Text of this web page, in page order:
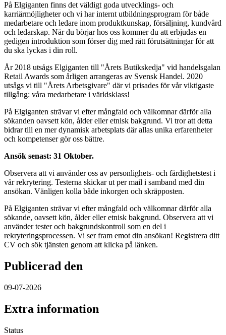
På Elgiganten finns det väldigt goda utvecklings- och
karriärmöjligheter och vi har internt utbildningsprogram för både
medarbetare och ledare inom produktkunskap, försäljning, kundvård
och ledarskap. När du börjar hos oss kommer du att erbjudas en
gedigen introduktion som förser dig med rätt förutsättningar för att
du ska lyckas i din roll.
År 2018 utsågs Elgiganten till "Årets Butikskedja" vid handelsgalan
Retail Awards som årligen arrangeras av Svensk Handel. 2020
utsågs vi till "Årets Arbetsgivare" där vi prisades för vår viktigaste
tillgång: våra medarbetare i världsklass!
På Elgiganten strävar vi efter mångfald och välkomnar därför alla
sökanden oavsett kön, ålder eller etnisk bakgrund. Vi tror att detta
bidrar till en mer dynamisk arbetsplats där allas unika erfarenheter
och kompetenser gör oss bättre.
Ansök senast: 31 Oktober.
Observera att vi använder oss av personlighets- och färdighetstest i
vår rekrytering. Testerna skickar ut per mail i samband med din
ansökan. Vänligen kolla både inkorgen och skräpposten.
På Elgiganten strävar vi efter mångfald och välkomnar därför alla
sökande, oavsett kön, ålder eller etnisk bakgrund. Observera att vi
använder tester och bakgrundskontroll som en del i
rekryteringsprocessen. Vi ser fram emot din ansökan! Registrera ditt
CV och sök tjänsten genom att klicka på länken.
Publicerad den
09-07-2026
Extra information
Status